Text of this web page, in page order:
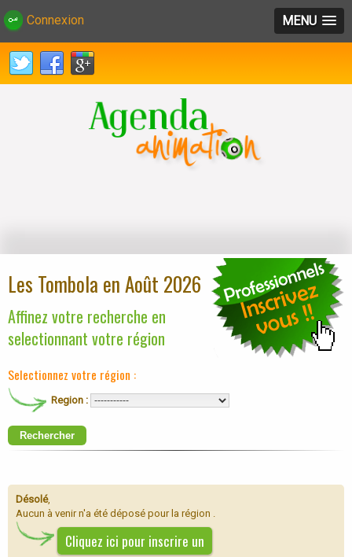
Connexion MENU
Les Tombola en Août 2026
Affinez votre recherche en
selectionnant votre région
Selectionnez votre région :
Region :
Rechercher
Désolé,
Aucun à venir n'a été déposé pour la région .
Cliquez ici pour inscrire un